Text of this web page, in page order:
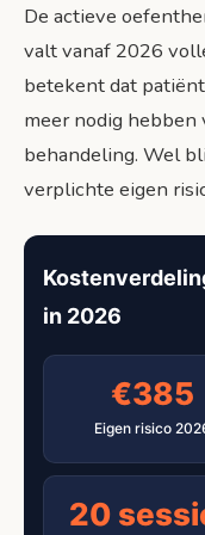
De actieve
valt vanaf 2026
betekent dat
meer nodig hebben
behandeling. Wel
verplichte eigen
in 2026
€385
Eigen risico
20